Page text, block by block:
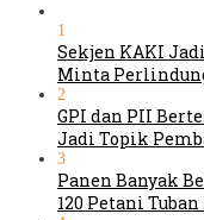
1
Sekjen KAKI
Minta
2
GPI dan PII
Jadi Topik
3
Panen Banyak
120 Petani